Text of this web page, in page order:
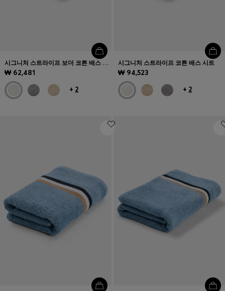
시그니처 스트라이프 보더 코튼 배스 타월
₩ 62,481
+ 2
시그니처 스트라이프 코튼 배스 시트
₩ 94,523
+ 2